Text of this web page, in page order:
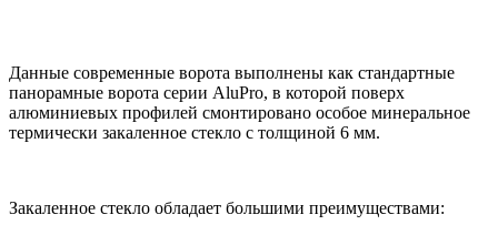
Данные современные ворота выполнены как стандартные
панорамные ворота серии AluPro, в которой поверх
алюминиевых профилей смонтировано особое минеральное
термически закаленное стекло с толщиной 6 мм.
Закаленное стекло обладает большими преимуществами: